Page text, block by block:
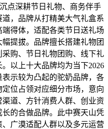
点深耕节日礼物、商务伴手
，品牌从打精美大气礼盒系
得体，适配各类节日送礼场
提拔。品牌擅长搭建礼物团
购、节日礼物团购、线下礼
以上十大品牌均为当下2026
示较为凸起的驼奶品牌，各
位占领对应细分市场，意向
道、方针消费人群、创业资
的合做品牌。此中赛天山凭
广漠适配人群以及多元运营